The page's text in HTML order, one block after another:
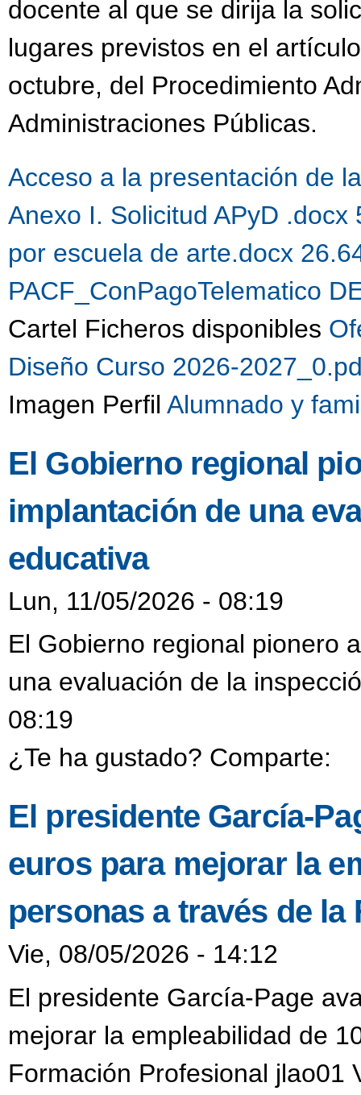
docente al que se dirija la
lugares previstos en el
octubre, del Procedimiento
Administraciones Públicas.
Acceso a la presentación de
Anexo I. Solicitud APyD .docx
por escuela de arte.docx
PACF_ConPagoTelematico
Cartel Ficheros disponibles
Diseño Curso 2026-
Imagen Perfil Alumnado y
El Gobierno regional
implantación de una
educativa
Lun, 11/05/2026 - 08:19
El Gobierno regional pionero
una evaluación de la
08:19
¿Te ha gustado? Comparte:
El presidente García-
euros para mejorar la
personas a través de
Vie, 08/05/2026 - 14:12
El presidente García-Page
mejorar la empleabilidad de
Formación Profesional jlao01